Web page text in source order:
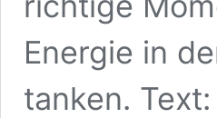
Energie in
tanken.